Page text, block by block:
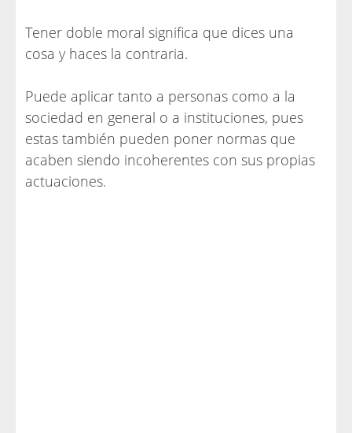
Tener doble moral significa que dices una
cosa y haces la contraria.
Puede aplicar tanto a personas como a la
sociedad en general o a instituciones, pues
estas también pueden poner normas que
acaben siendo incoherentes con sus propias
actuaciones.